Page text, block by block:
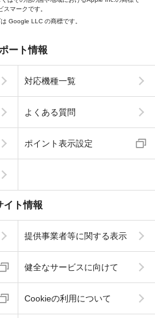
マークです。
Google LLC の商標です。
ート情報
対応機種一覧
よくある質問
ポイント表示設定
イト情報
提供事業者等に関する表示
健全なサービスに向けて
Cookieの利用について